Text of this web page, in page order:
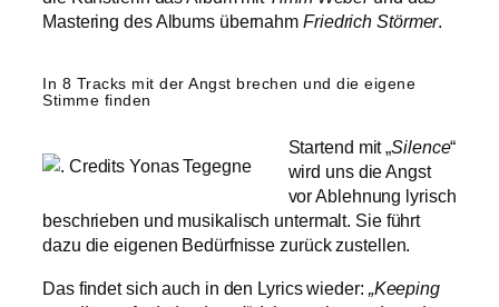
Mastering des Albums übernahm Friedrich Störmer.
In 8 Tracks mit der Angst brechen und die eigene
Stimme finden
Startend mit „Silence“
wird uns die Angst
vor Ablehnung lyrisch
beschrieben und musikalisch untermalt. Sie führt
dazu die eigenen Bedürfnisse zurück zustellen.
Das findet sich auch in den Lyrics wieder: „Keeping